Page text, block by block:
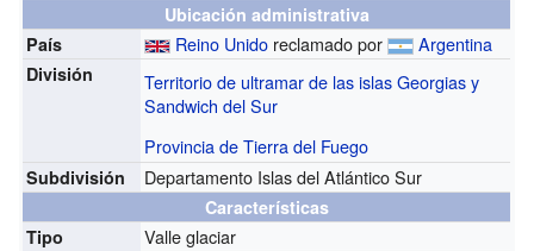
Ubicación administrativa
País
Reino Unido reclamado por Argentina
División
Territorio de ultramar de las islas Georgias y
Sandwich del Sur
Provincia de Tierra del Fuego
Subdivisión Departamento Islas del Atlántico Sur
Características
Tipo
Valle glaciar